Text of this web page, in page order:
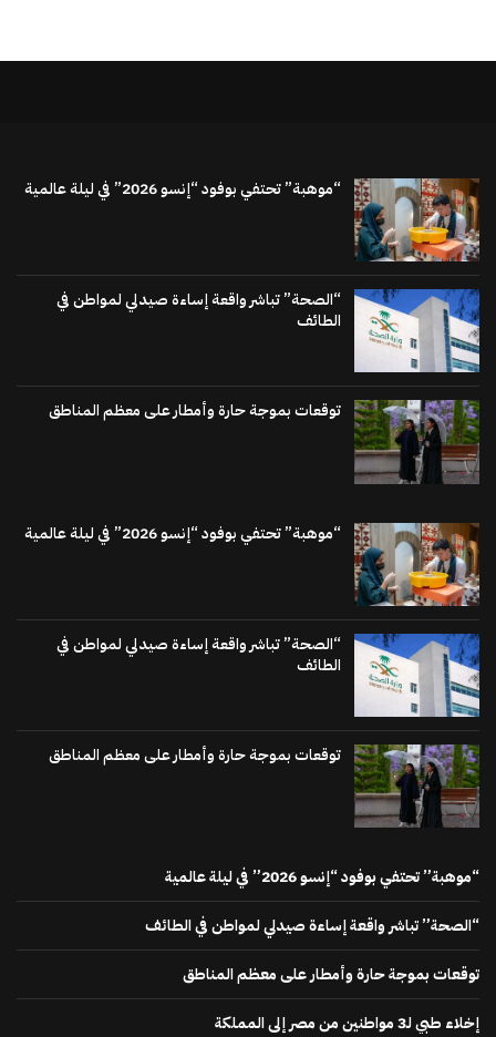
“موهبة” تحتفي بوفود “إنسو 2026” في ليلة عالمية
“الصحة” تباشر واقعة إساءة صيدلي لمواطن في
الطائف
توقعات بموجة حارة وأمطار على معظم المناطق
“موهبة” تحتفي بوفود “إنسو 2026” في ليلة عالمية
“الصحة” تباشر واقعة إساءة صيدلي لمواطن في
الطائف
توقعات بموجة حارة وأمطار على معظم المناطق
“موهبة” تحتفي بوفود “إنسو 2026” في ليلة عالمية
“الصحة” تباشر واقعة إساءة صيدلي لمواطن في الطائف
توقعات بموجة حارة وأمطار على معظم المناطق
إخلاء طبي لـ3 مواطنين من مصر إلى المملكة